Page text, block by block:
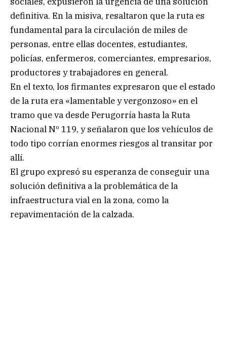
definitiva. En la misiva, resaltaron que la ruta es
fundamental para la circulación de miles de
personas, entre ellas docentes, estudiantes,
policías, enfermeros, comerciantes, empresarios,
productores y trabajadores en general.
En el texto, los firmantes expresaron que el estado
de la ruta era «lamentable y vergonzoso» en el
tramo que va desde Perugorría hasta la Ruta
Nacional Nº 119, y señalaron que los vehículos de
todo tipo corrían enormes riesgos al transitar por
allí.
El grupo expresó su esperanza de conseguir una
solución definitiva a la problemática de la
infraestructura vial en la zona, como la
repavimentación de la calzada.